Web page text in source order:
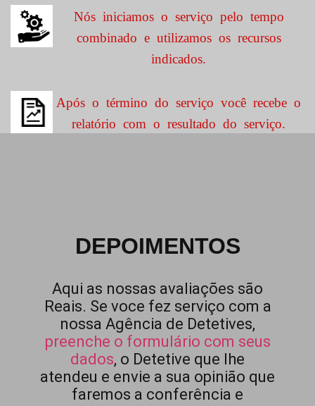
Nós iniciamos o serviço pelo tempo
combinado e utilizamos os recursos
indicados.
Após o término do serviço você recebe o
relatório com o resultado do serviço.
DEPOIMENTOS
Aqui as nossas avaliações são
Reais. Se voce fez serviço com a
nossa Agência de Detetives,
preenche o formulário com seus
dados, o Detetive que lhe
atendeu e envie a sua opinião que
faremos a conferência e